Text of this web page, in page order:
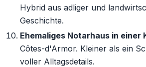
Hybrid aus adliger und
Geschichte.
Ehemaliges Notarhaus in einer
Côtes-d'Armor. Kleiner als ein
voller Alltagsdetails.